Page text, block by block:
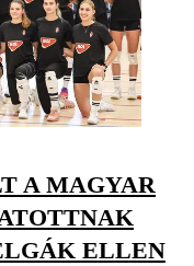
A MAGYAR
ELLEN